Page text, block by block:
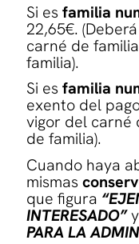
Si esfamilia
22,65€.
carné de
familia).
Si esfamilia
exento del
vigor del carné
de familia).
Cuando haya
mismas
que figura
INTERESADO”y
PARA LA